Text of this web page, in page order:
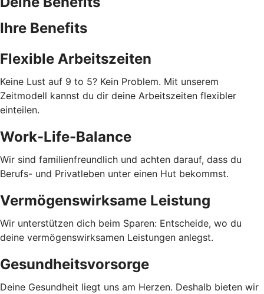
Ihre Benefits
Flexible Arbeitszeiten
Keine Lust auf 9 to 5? Kein Problem. Mit unserem
Zeitmodell kannst du dir deine Arbeitszeiten flexibler
einteilen.
Work-Life-Balance
Wir sind familienfreundlich und achten darauf, dass du
Berufs- und Privatleben unter einen Hut bekommst.
Vermögenswirksame Leistung
Wir unterstützen dich beim Sparen: Entscheide, wo du
deine vermögenswirksamen Leistungen anlegst.
Gesundheitsvorsorge
Deine Gesundheit liegt uns am Herzen. Deshalb bieten wir